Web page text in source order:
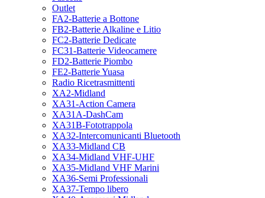
Outlet
FA2-Batterie a Bottone
FB2-Batterie Alkaline e Litio
FC2-Batterie Dedicate
FC31-Batterie Videocamere
FD2-Batterie Piombo
FE2-Batterie Yuasa
Radio Ricetrasmittenti
XA2-Midland
XA31-Action Camera
XA31A-DashCam
XA31B-Fototrappola
XA32-Intercomunicanti Bluetooth
XA33-Midland CB
XA34-Midland VHF-UHF
XA35-Midland VHF Marini
XA36-Semi Professionali
XA37-Tempo libero